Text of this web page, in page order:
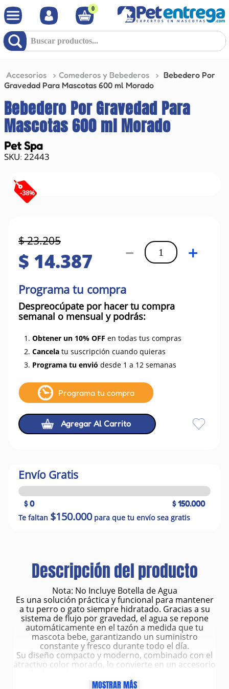
0
Buscar productos...
Accesorios Comederos y Bebederos
Bebedero Por
Gravedad Para Mascotas 600 ml Morado
Bebedero Por Gravedad Para
Mascotas 600 ml Morado
Pet Spa
: 22443
-38%
$23.205
$ 14.387 ＋
－
Programa tu compra
Despreocúpate por hacer tu compra
semanal o mensual y podrás:
1. Obtener un 10% OFF en todas tus compras
2. Cancela tu suscripción cuando quieras
3. Programa tu envió desde 1 a 12 semanas
Programa tu compra
Agregar Al Carrito
Envío Gratis
$ 0 $ 150.000
Te faltan $150.000para que tu envío sea gratis
Descripción del producto
Nota: No Incluye Botella de Agua
Es una solución práctica y funcional para mantener
a tu perro o gato siempre hidratado. Gracias a su
sistema de flujo por gravedad, el agua se repone
automáticamente en el tazón a medida que tu
mascota bebe, garantizando un suministro
constante y fresco durante todo el día.
Su diseño compacto y moderno, combinado con el
atractivo color morado, lo convierte en un accesorio
pequeñas. Fabricado con materiales resistentes y
MOSTRAR MÁS